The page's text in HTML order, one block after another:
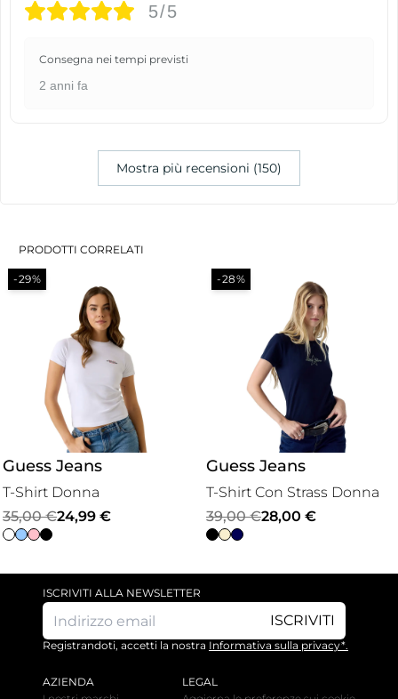
5/5
Consegna nei tempi previsti
2 anni fa
Mostra più recensioni (150)
PRODOTTI CORRELATI
-29%
Guess Jeans
T-Shirt Donna
35,00€
Il
prezzo
35,00 €.
24,99 €
Il
prezzo
24,99 €.
-28%
Guess Jeans
T-Shirt Con Strass Donna
39,00€
Il
prezzo
28,00 €
Il
prezzo
ISCRIVITI ALLA NEWSLETTER
ISCRIVITI
Registrandoti, accetti la nostra Informativa sulla privacy*.
AZIENDA
LEGAL